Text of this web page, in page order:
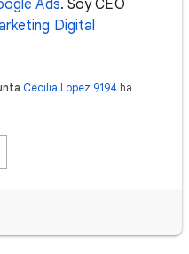
Ads. Soy CEO
Digital
Cecilia Lopez 9194 ha